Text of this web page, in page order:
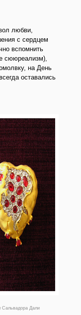
любви,
с сердцем
вспомнить
сююреализм),
на День
оставались
Сальвадора Дали